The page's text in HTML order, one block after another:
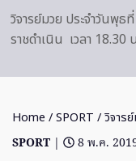
วิจารย์มวย ประจำวัน
ราชดำเนิน เวลา
Home /SPORT / วิจาร
SPORT |
8 พ.ค.